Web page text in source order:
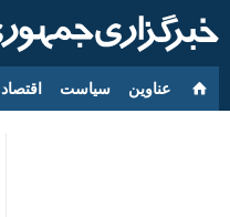
عناوین‌ سیاست اقتصاد